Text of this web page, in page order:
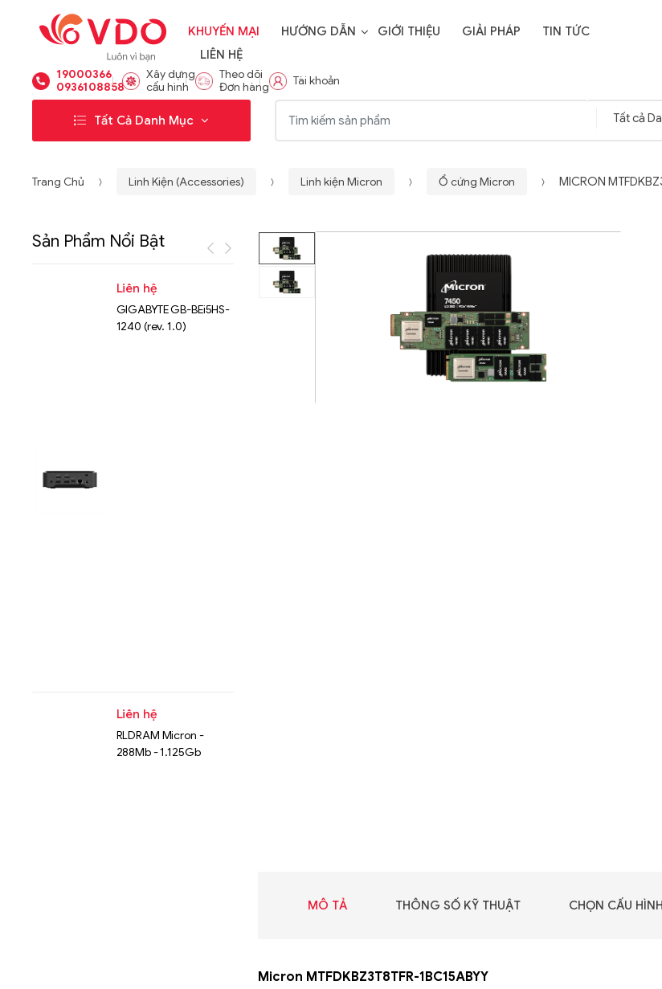
KHUYẾN MẠI HƯỚNG DẪN GIỚI THIỆU GIẢI PHÁP
TIN TỨC
LIÊN HỆ
19000366
0936108858
Xây dựng
cấu hình
Theo dõi
Đơn hàng
Tài khoản
Tất Cả Danh Mục
Trang Chủ Linh Kiện (Accessories) Linh kiện Micron Ổ cứng Micron MICRON
MÔ TẢ THÔNG SỐ KỸ THUẬT CHỌN CẤU HÌNH
Micron MTFDKBZ3T8TFR-1BC15ABYY
Sản Phẩm Nổi Bật
Liên hệ
GIGABYTE GB-BEi5HS-
1240 (rev. 1.0)
Liên hệ
RLDRAM Micron -
288Mb - 1.125Gb
NVMe™ SSD Storage
Micron - 64GB -
GIGABYTE G593-ZD1
(rev. AAX1)